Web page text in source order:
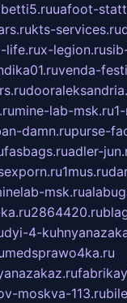
uafoot-
kts-services.ru
life.rux-legion.ru
venda-
mine-lab-msk.ru
damn.rupurse-
fasbags.ruadler-
1mus.ru
msk.ru
2864420.ru
4-
medsprawo4ka.ru
moskva-113.ru